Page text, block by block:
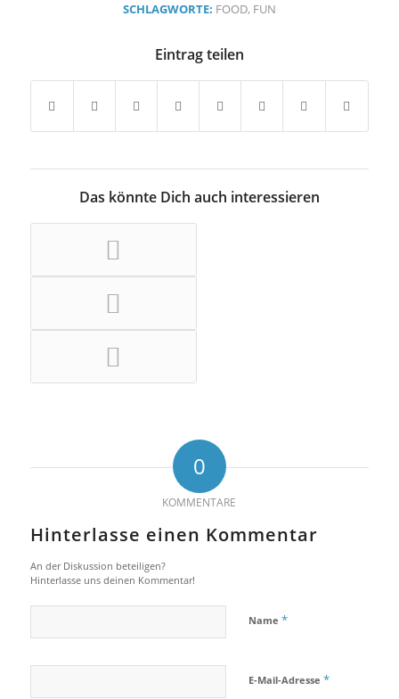
SCHLAGWORTE: FOOD, FUN
Eintrag teilen
Das könnte Dich auch interessieren
0
KOMMENTARE
Hinterlasse einen Kommentar
An der Diskussion beteiligen?
Hinterlasse uns deinen Kommentar!
Name *
E-Mail-Adresse *